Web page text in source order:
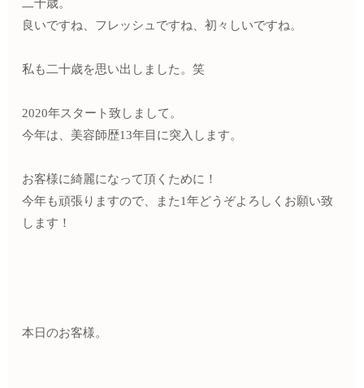
二十歳。
良いですね、フレッシュですね、初々しいですね。
私も二十歳を思い出しました。笑
2020年スタート致しまして。
今年は、美容師歴13年目に突入します。
お客様に綺麗になって頂くために！
今年も頑張りますので、また1年どうぞよろしくお願い致
します！
本日のお客様。